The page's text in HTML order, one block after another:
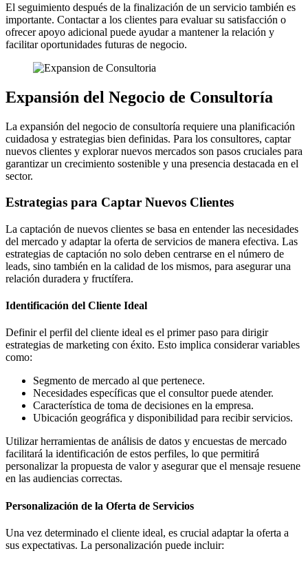
El seguimiento después de la finalización de un servicio también es
importante. Contactar a los clientes para evaluar su satisfacción o
ofrecer apoyo adicional puede ayudar a mantener la relación y
facilitar oportunidades futuras de negocio.
Expansión del Negocio de Consultoría
La expansión del negocio de consultoría requiere una planificación
cuidadosa y estrategias bien definidas. Para los consultores, captar
nuevos clientes y explorar nuevos mercados son pasos cruciales para
garantizar un crecimiento sostenible y una presencia destacada en el
sector.
Estrategias para Captar Nuevos Clientes
La captación de nuevos clientes se basa en entender las necesidades
del mercado y adaptar la oferta de servicios de manera efectiva. Las
estrategias de captación no solo deben centrarse en el número de
leads, sino también en la calidad de los mismos, para asegurar una
relación duradera y fructífera.
Identificación del Cliente Ideal
Definir el perfil del cliente ideal es el primer paso para dirigir
estrategias de marketing con éxito. Esto implica considerar variables
como:
Segmento de mercado al que pertenece.
Necesidades específicas que el consultor puede atender.
Característica de toma de decisiones en la empresa.
Ubicación geográfica y disponibilidad para recibir servicios.
Utilizar herramientas de análisis de datos y encuestas de mercado
facilitará la identificación de estos perfiles, lo que permitirá
personalizar la propuesta de valor y asegurar que el mensaje resuene
en las audiencias correctas.
Personalización de la Oferta de Servicios
Una vez determinado el cliente ideal, es crucial adaptar la oferta a
sus expectativas. La personalización puede incluir: